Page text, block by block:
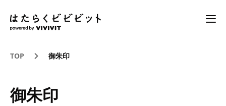
TOP 御朱印
御朱印